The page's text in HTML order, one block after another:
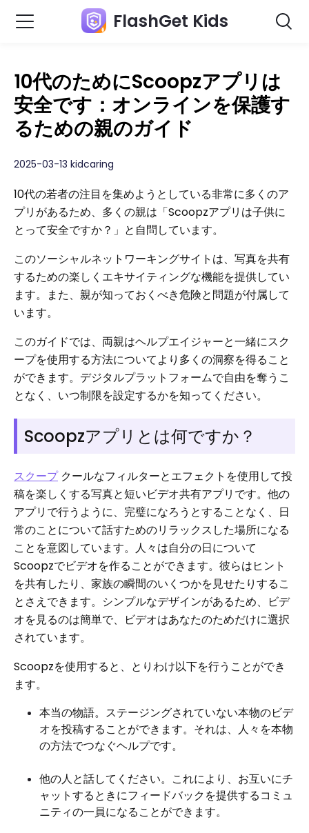
FlashGet Kids
10代のためにScoopzアプリは
安全です：オンラインを保護す
るための親のガイド
2025-03-13 kidcaring
10代の若者の注目を集めようとしている非常に多くのア
プリがあるため、多くの親は「Scoopzアプリは子供に
とって安全ですか？」と自問しています。
このソーシャルネットワーキングサイトは、写真を共有
するための楽しくエキサイティングな機能を提供してい
ます。また、親が知っておくべき危険と問題が付属して
います。
このガイドでは、両親はヘルプエイジャーと一緒にスク
ープを使用する方法についてより多くの洞察を得ること
ができます。デジタルプラットフォームで自由を奪うこ
となく、いつ制限を設定するかを知ってください。
Scoopzアプリとは何ですか？
スクープクールなフィルターとエフェクトを使用して投
稿を楽しくする写真と短いビデオ共有アプリです。他の
アプリで行うように、完璧になろうとすることなく、日
常のことについて話すためのリラックスした場所になる
ことを意図しています。人々は自分の日について
Scoopzでビデオを作ることができます。彼らはヒント
を共有したり、家族の瞬間のいくつかを見せたりするこ
とさえできます。シンプルなデザインがあるため、ビデ
オを見るのは簡単で、ビデオはあなたのためだけに選択
されています。
Scoopzを使用すると、とりわけ以下を行うことができ
ます。
本当の物語。ステージングされていない本物のビデ
オを投稿することができます。それは、人々を本物
の方法でつなぐヘルプです。
他の人と話してください。これにより、お互いにチ
ャットするときにフィードバックを提供するコミュ
ニティの一員になることができます。